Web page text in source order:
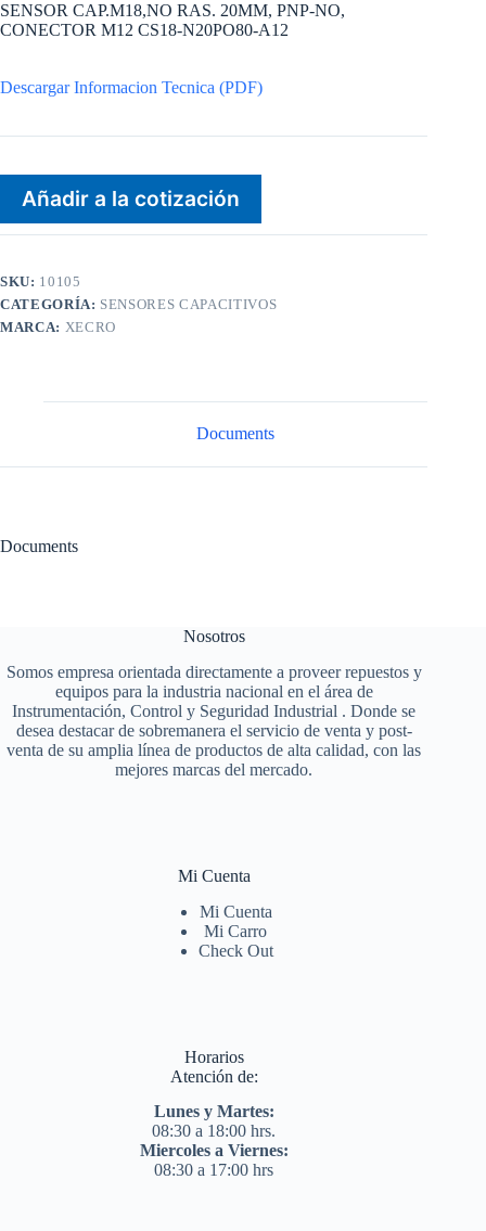
SENSOR CAP.M18,NO RAS. 20MM, PNP-NO,
CONECTOR M12 CS18-N20PO80-A12
Descargar Informacion Tecnica (PDF)
Añadir a la cotización
SKU: 10105
CATEGORÍA: SENSORES CAPACITIVOS
MARCA: XECRO
Documents
Documents
Nosotros
Somos empresa orientada directamente a proveer repuestos y
equipos para la industria nacional en el área de
Instrumentación, Control y Seguridad Industrial . Donde se
desea destacar de sobremanera el servicio de venta y post-
venta de su amplia línea de productos de alta calidad, con las
mejores marcas del mercado.
Mi Cuenta
Mi Cuenta
Mi Carro
Check Out
Horarios
Atención de:
Lunes y Martes:
08:30 a 18:00 hrs.
Miercoles a Viernes:
08:30 a 17:00 hrs